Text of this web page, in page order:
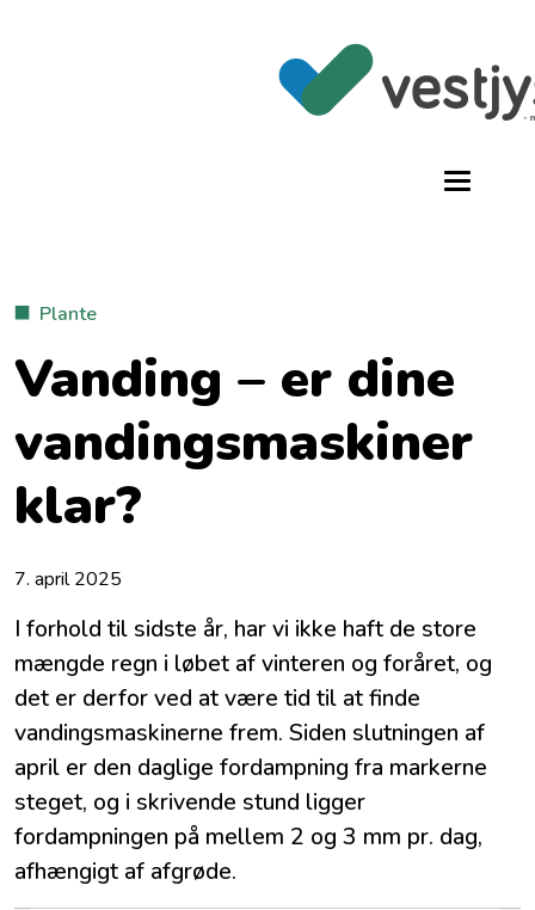
Plante
Vanding – er dine
vandingsmaskiner
klar?
7. april 2025
I forhold til sidste år, har vi ikke haft de store
mængde regn i løbet af vinteren og foråret, og
det er derfor ved at være tid til at finde
vandingsmaskinerne frem. Siden slutningen af
april er den daglige fordampning fra markerne
steget, og i skrivende stund ligger
fordampningen på mellem 2 og 3 mm pr. dag,
afhængigt af afgrøde.